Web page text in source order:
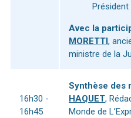
Président
Avec la
MORETTI,
ministre de la
16h30 -
16h45
Synthèse des
HAQUET,
Monde de